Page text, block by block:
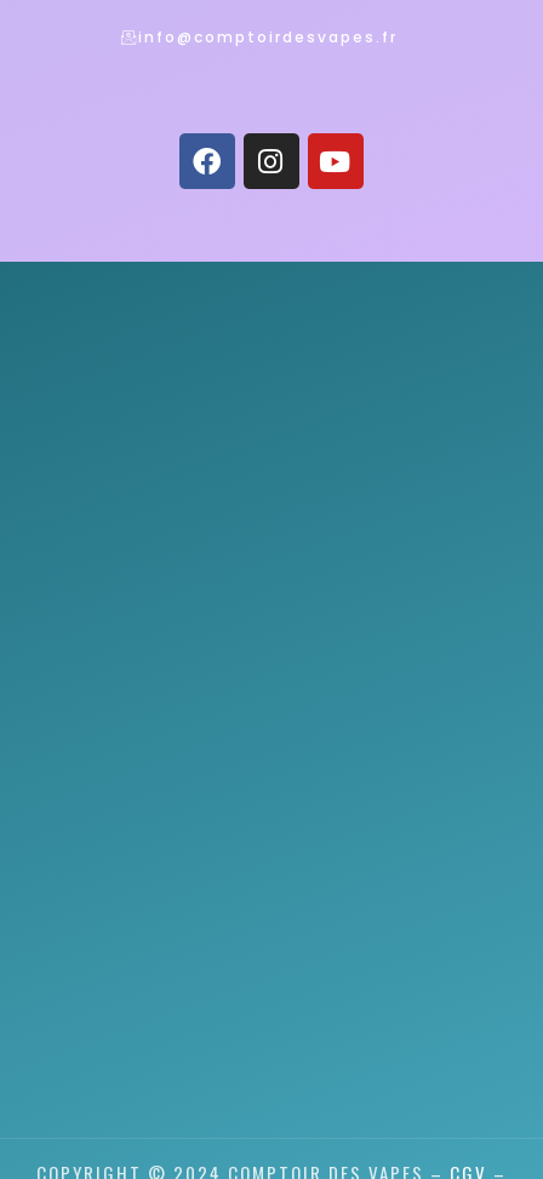
info@comptoirdesvapes.fr
COPYRIGHT © 2024 COMPTOIR DES VAPES – CGV –